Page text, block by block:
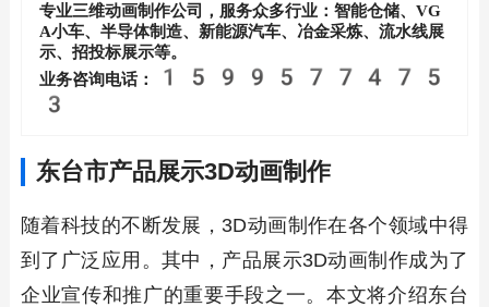
专业三维动画制作公司，服务众多行业：智能仓储、VG
A小车、半导体制造、新能源汽车、冶金采炼、流水线展
示、招投标展示等。
业务咨询电话：
1599577475
3
东台市产品展示3D动画制作
随着科技的不断发展，3D动画制作在各个领域中得
到了广泛应用。其中，产品展示3D动画制作成为了
企业宣传和推广的重要手段之一。本文将介绍东台